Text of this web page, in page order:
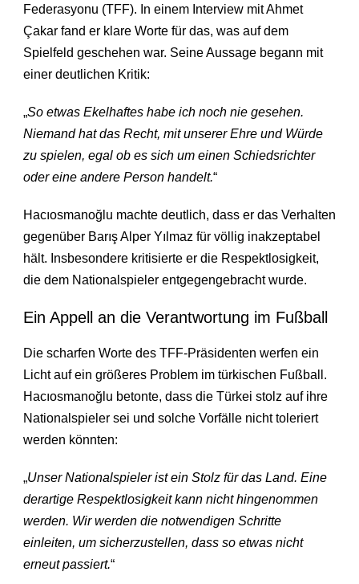
Federasyonu (TFF). In einem Interview mit Ahmet
Çakar fand er klare Worte für das, was auf dem
Spielfeld geschehen war. Seine Aussage begann mit
einer deutlichen Kritik:
„So etwas Ekelhaftes habe ich noch nie gesehen.
Niemand hat das Recht, mit unserer Ehre und Würde
zu spielen, egal ob es sich um einen Schiedsrichter
oder eine andere Person handelt.“
Hacıosmanoğlu machte deutlich, dass er das Verhalten
gegenüber Barış Alper Yılmaz für völlig inakzeptabel
hält. Insbesondere kritisierte er die Respektlosigkeit,
die dem Nationalspieler entgegengebracht wurde.
Ein Appell an die Verantwortung im Fußball
Die scharfen Worte des TFF-Präsidenten werfen ein
Licht auf ein größeres Problem im türkischen Fußball.
Hacıosmanoğlu betonte, dass die Türkei stolz auf ihre
Nationalspieler sei und solche Vorfälle nicht toleriert
werden könnten:
„Unser Nationalspieler ist ein Stolz für das Land. Eine
derartige Respektlosigkeit kann nicht hingenommen
werden. Wir werden die notwendigen Schritte
einleiten, um sicherzustellen, dass so etwas nicht
erneut passiert.“